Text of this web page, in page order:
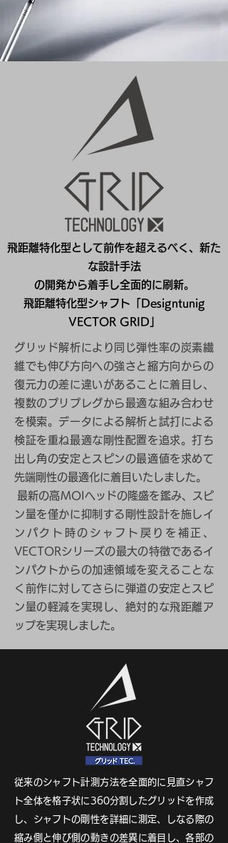
飛距離特化型として前作を超えるべく、新た
な設計手法
の開発から着手し全面的に刷新。
飛距離特化型シャフト「Designtunig
VECTOR GRID」
グリッド解析により同じ弾性率の炭素繊
維でも伸び方向への強さと縮方向からの
復元力の差に違いがあることに着目し、
複数のプリプレグから最適な組み合わせ
を模索。データによる解析と試打による
検証を重ね最適な剛性配置を追求。打ち
出し角の安定とスピンの最適値を求めて
先端剛性の最適化に着目いたしました。
最新の高MOIヘッドの隆盛を鑑み、スピ
ン量を僅かに抑制する剛性設計を施しイ
ンパクト時のシャフト戻りを補正、
VECTORシリーズの最大の特徴であるイ
ンパクトからの加速領域を変えることな
く前作に対してさらに弾道の安定とスピ
ン量の軽減を実現し、絶対的な飛距離ア
ップを実現しました。
従来のシャフト計測方法を全面的に見直シャフ
ト全体を格子状に360分割したグリッドを作成
し、シャフトの剛性を詳細に測定、しなる際の
縮み側と伸び側の動きの差異に着目し、各部の